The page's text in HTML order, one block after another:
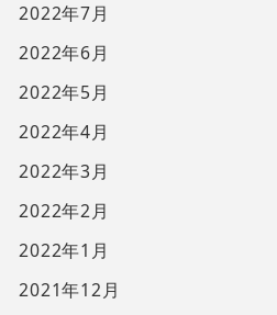
2022年7月
2022年6月
2022年5月
2022年4月
2022年3月
2022年2月
2022年1月
2021年12月